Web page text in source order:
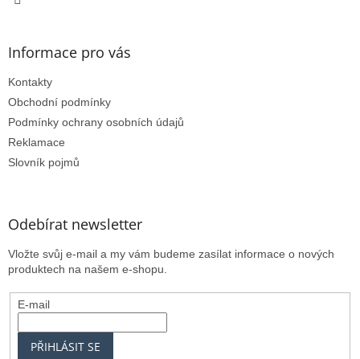
Informace pro vás
Kontakty
Obchodní podmínky
Podmínky ochrany osobních údajů
Reklamace
Slovník pojmů
Odebírat newsletter
Vložte svůj e-mail a my vám budeme zasílat informace o nových
produktech na našem e-shopu.
E-mail
PŘIHLÁSIT SE